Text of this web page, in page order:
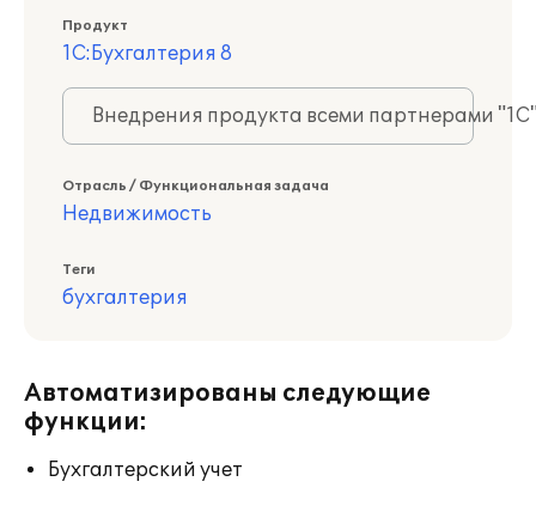
Продукт
1С:Бухгалтерия 8
Внедрения продукта всеми партнерами
Отрасль / Функциональная задача
Недвижимость
Теги
бухгалтерия
Автоматизированы следующие
функции:
Бухгалтерский учет